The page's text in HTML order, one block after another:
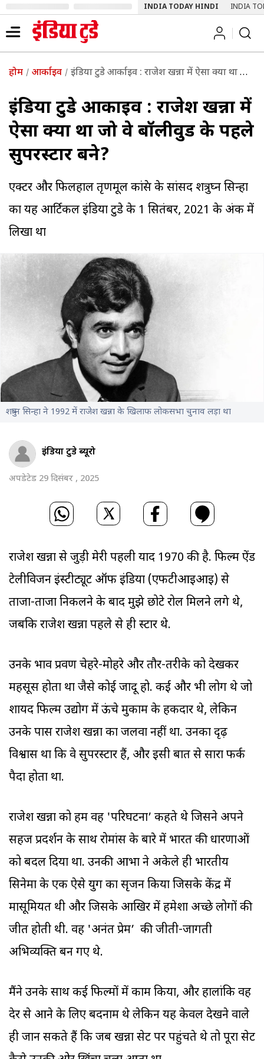
INDIA TODAY HINDI INDIA
होम आर्काइव इंडिया टुडे आर्काइव : राजेश खन्ना में ऐसा क्या था जो वे बॉलीवुड के पहले सुपरस्टार बने?
इंडिया टुडे आर्काइव : राजेश खन्ना में
ऐसा क्या था जो वे बॉलीवुड के पहले
सुपरस्टार बने?
एक्टर और फिलहाल तृणमूल कांग्रेस के सांसद शत्रुघ्न सिन्हा
का यह आर्टिकल इंडिया टुडे के 1 सितंबर, 2021 के अंक में
लिखा था
शत्रुघ्न सिन्हा ने 1992 में राजेश खन्ना के खिलाफ लोकसभा चुनाव लड़ा था
इंडिया टुडे ब्यूरो
अपडेटेड 29 दिसंबर , 2025
राजेश खन्ना से जुड़ी मेरी पहली याद 1970 की है. फिल्म ऐंड
टेलीविजन इंस्टीट्यूट ऑफ इंडिया (एफटीआइआइ) से
ताजा-ताजा निकलने के बाद मुझे छोटे रोल मिलने लगे थे,
जबकि राजेश खन्ना पहले से ही स्टार थे.
उनके भाव प्रवण चेहरे-मोहरे और तौर-तरीके को देखकर
महसूस होता था जैसे कोई जादू हो. कई और भी लोग थे जो
शायद फिल्म उद्योग में ऊंचे मुकाम के हकदार थे, लेकिन
उनके पास राजेश खन्ना का जलवा नहीं था. उनका दृढ़
विश्वास था कि वे सुपरस्टार हैं, और इसी बात से सारा फर्क
पैदा होता था.
राजेश खन्ना को हम वह 'परिघटना’ कहते थे जिसने अपने
सहज प्रदर्शन के साथ रोमांस के बारे में भारत की धारणाओं
को बदल दिया था. उनकी आभा ने अकेले ही भारतीय
सिनेमा के एक ऐसे युग का सृजन किया जिसके केंद्र में
मासूमियत थी और जिसके आखिर में हमेशा अच्छे लोगों की
जीत होती थी. वह 'अनंत प्रेम’ की जीती-जागती
अभिव्यक्ति बन गए थे.
मैंने उनके साथ कई फिल्मों में काम किया, और हालांकि वह
देर से आने के लिए बदनाम थे लेकिन यह केवल देखने वाले
ही जान सकते हैं कि जब खन्ना सेट पर पहुंचते थे तो पूरा सेट